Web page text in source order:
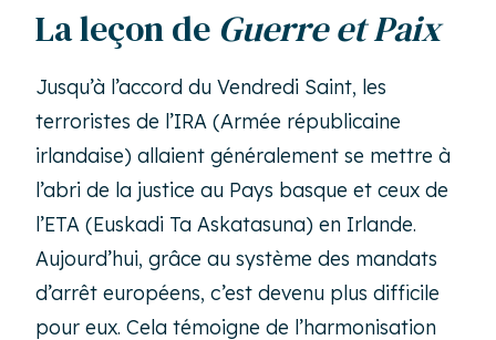
La leçon de Guerre et Paix
Jusqu’à l’accord du Vendredi Saint, les
terroristes de l’IRA (Armée républicaine
irlandaise) allaient généralement se mettre à
l’abri de la justice au Pays basque et ceux de
l’ETA (Euskadi Ta Askatasuna) en Irlande.
Aujourd’hui, grâce au système des mandats
d’arrêt européens, c’est devenu plus difficile
pour eux. Cela témoigne de l’harmonisation